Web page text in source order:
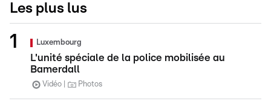
Les plus lus
Luxembourg
L'unité spéciale de la police mobilisée au
Bamerdall
Vidéo Photos